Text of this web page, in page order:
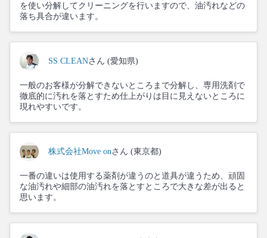
を使い分解してクリーニングを行いますので、油汚れなどの
落ち具合が違います。
SS CLEANさん (愛知県)
一般のお客様が分解できないところまで分解し、専用洗剤で
徹底的に汚れを落とすため仕上がりは目に見えないところに
現れやすいです。
株式会社Move onさん (東京都)
一番の違いは使用する薬剤が違うのと道具が違うため、頑固
な油汚れや細部の油汚れを落とすところで大きな差が出ると
思います。